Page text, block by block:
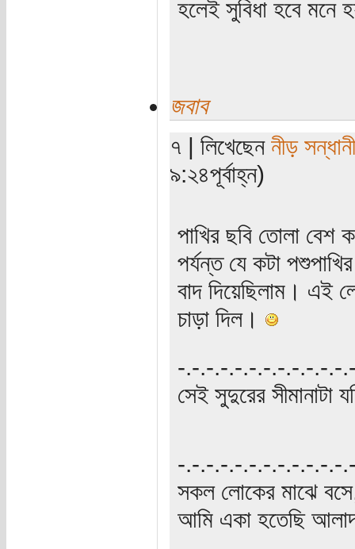
হলেই সুবিধা হবে মনে
জবাব
৭ | লিখেছেন নীড় সন্ধানী
৯:২৪পূর্বাহ্ন)
পাখির ছবি তোলা
পর্যন্ত যে কটা
বাদ দিয়েছিলাম। এই
চাড়া দিল।
‍‌-.-.-.-.-.-.-.-.-.-.-.-
সেই সুদুরের সীমানাটা
‍‌-.-.-.-.-.-.-.-.-.-.-.-
সকল লোকের মাঝে
আমি একা হতেছি